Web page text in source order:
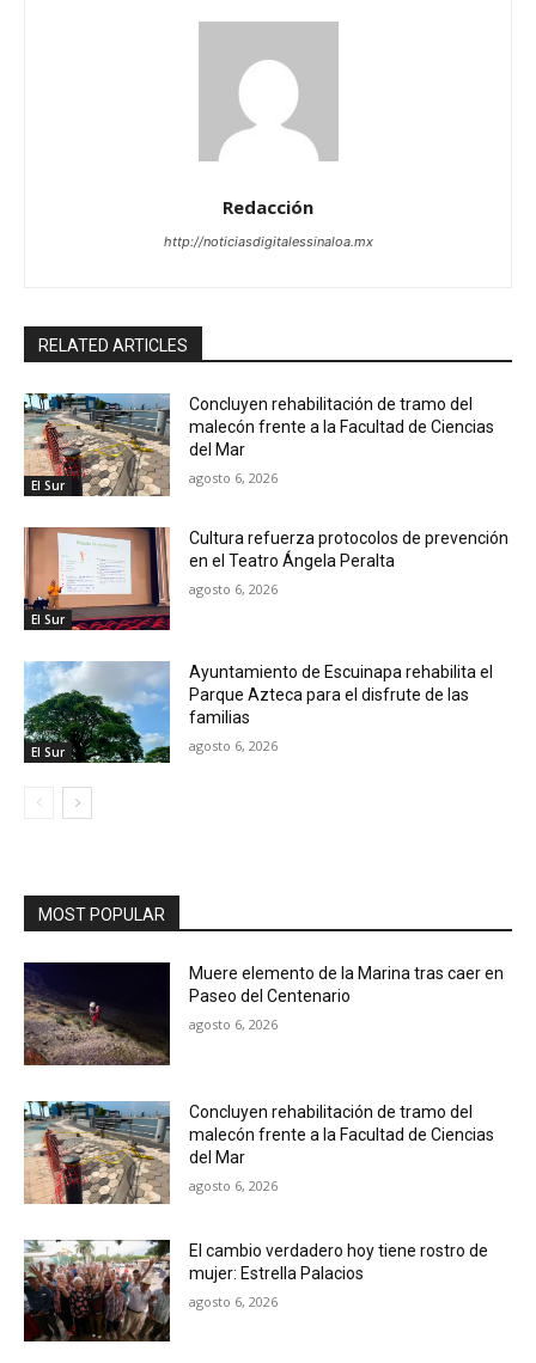
Redacción
http://noticiasdigitalessinaloa.mx
RELATED ARTICLES
El Sur
Concluyen rehabilitación de tramo del
malecón frente a la Facultad de Ciencias
del Mar
agosto 6, 2026
El Sur
Cultura refuerza protocolos de prevención
en el Teatro Ángela Peralta
agosto 6, 2026
El Sur
Ayuntamiento de Escuinapa rehabilita el
Parque Azteca para el disfrute de las
familias
agosto 6, 2026
MOST POPULAR
Muere elemento de la Marina tras caer en
Paseo del Centenario
agosto 6, 2026
Concluyen rehabilitación de tramo del
malecón frente a la Facultad de Ciencias
del Mar
agosto 6, 2026
El cambio verdadero hoy tiene rostro de
mujer: Estrella Palacios
agosto 6, 2026